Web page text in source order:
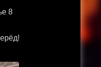
8